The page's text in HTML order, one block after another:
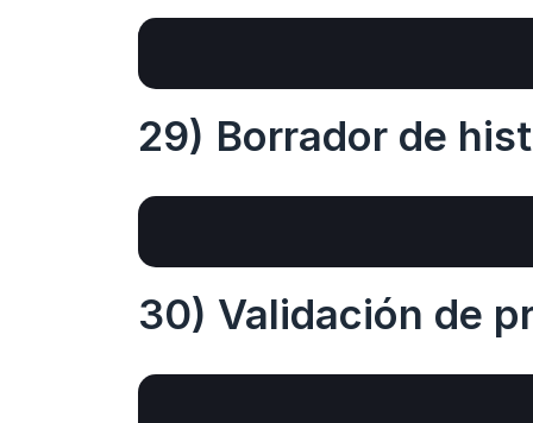
29) Borrador de
30) Validación de